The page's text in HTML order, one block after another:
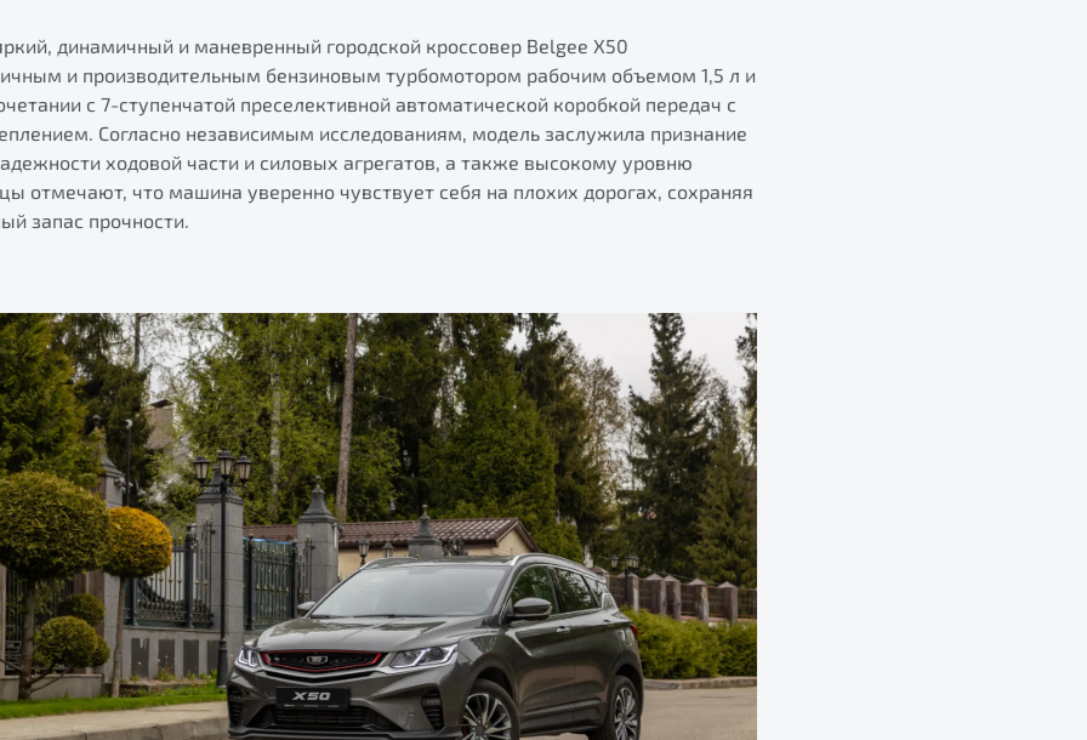
динамичный и маневренный городской кроссовер Belgee X50
и производительным бензиновым турбомотором рабочим объемом 1,5 л и
с 7-ступенчатой преселективной автоматической коробкой передач с
Согласно независимым исследованиям, модель заслужила признание
ходовой части и силовых агрегатов, а также высокому уровню
отмечают, что машина уверенно чувствует себя на плохих дорогах, сохраняя
запас прочности.